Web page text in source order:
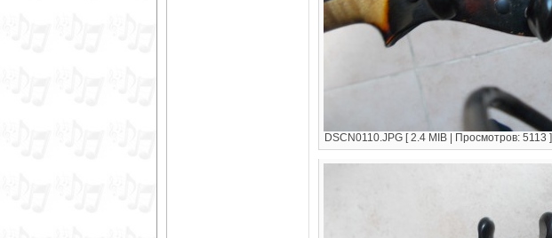
DSCN0110.JPG [ 2.4 MIB | Просмотров: 5113 ]